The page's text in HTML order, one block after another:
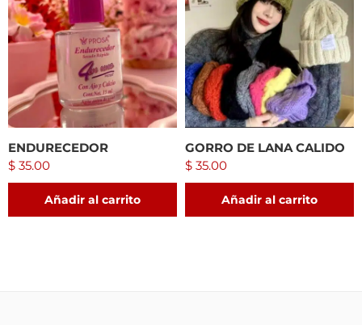
ENDURECEDOR
$ 35.00
Añadir al carrito
GORRO DE LANA CALIDO
$ 35.00
Añadir al carrito